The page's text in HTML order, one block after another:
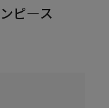
ピ―ス